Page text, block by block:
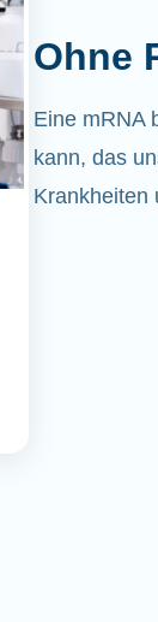
Ohne
Eine mRNA
kann, das
Krankheiten